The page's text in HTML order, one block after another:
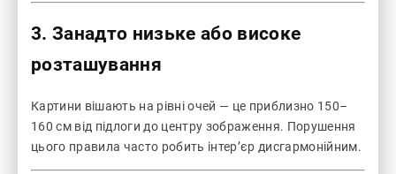
3. Занадто низьке або високе
розташування
Картини вішають на рівні очей — це приблизно 150–
160 см від підлоги до центру зображення. Порушення
цього правила часто робить інтер’єр дисгармонійним.